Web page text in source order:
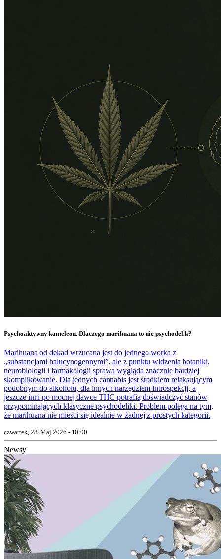
Psychoaktywny kameleon. Dlaczego marihuana to nie psychodelik?
Marihuana od dekad wrzucana jest do jednego worka z
„substancjami halucynogennymi”, ale z punktu widzenia botaniki,
neurobiologii i farmakologii sprawa wygląda znacznie bardziej
skomplikowanie. Dla jednych cannabis jest środkiem relaksującym
podobnym do alkoholu, dla innych narzędziem introspekcji, a
jeszcze inni po mocnej dawce THC potrafią doświadczyć stanów
przypominających klasyczne psychodeliki. Problem polega na tym,
że marihuana nie mieści się idealnie w żadnej z prostych kategorii.
czwartek, 28. Maj 2026 - 10:00
Newsy